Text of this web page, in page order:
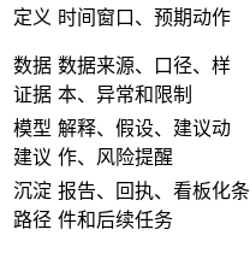
定义 时间窗口、预期动作
数据
证据
数据来源、口径、样
本、异常和限制
模型
建议
解释、假设、建议动
作、风险提醒
沉淀
路径
报告、回执、看板化条
件和后续任务